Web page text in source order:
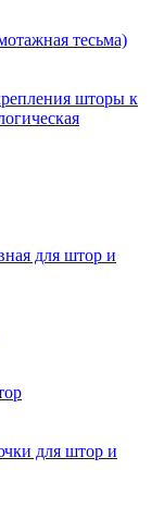
тесьма)
шторы к
для штор и
для штор и